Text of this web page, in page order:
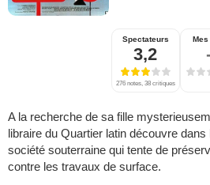
Spectateurs
3,2
276 notes, 38 critiques
A la recherche de sa fille
libraire du Quartier latin découvre
société souterraine qui tente de
contre les travaux de surface.